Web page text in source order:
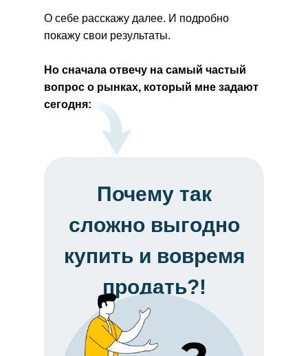
О себе расскажу далее. И подробно
покажу свои результаты.
Но сначала отвечу на самый частый
вопрос о рынках, который мне задают
сегодня:
Почему так
сложно выгодно
купить и вовремя
продать?!